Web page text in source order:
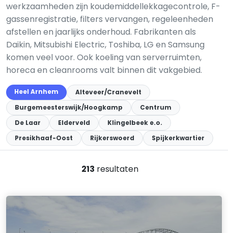
werkzaamheden zijn koudemiddellekkagecontrole, F-
gassenregistratie, filters vervangen, regeleenheden
afstellen en jaarlijks onderhoud. Fabrikanten als
Daikin, Mitsubishi Electric, Toshiba, LG en Samsung
komen veel voor. Ook koeling van serverruimten,
horeca en cleanrooms valt binnen dit vakgebied.
Heel Arnhem
Alteveer/Cranevelt
Burgemeesterswijk/Hoogkamp
Centrum
De Laar
Elderveld
Klingelbeek e.o.
Presikhaaf-Oost
Rijkerswoerd Spijkerkwartier
213 resultaten